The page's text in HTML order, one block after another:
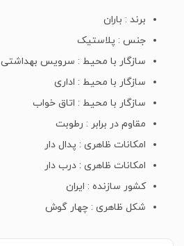
برند : باران
جنس : پلاستیک
سازگار با محیط : سرویس بهداشتی
سازگار با محیط : اداری
سازگار با محیط : اتاق خواب
مقاوم در برابر : رطوبت
امکانات ظاهری : پدال دار
امکانات ظاهری : درب دار
کشور سازنده : ایران
شکل ظاهری : چهار گوش